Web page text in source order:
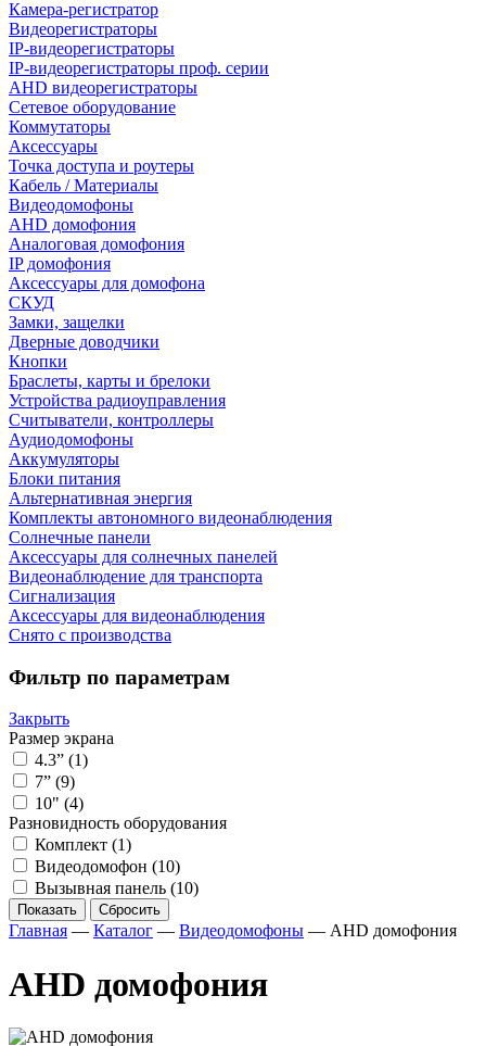
Камера-регистратор
Видеорегистраторы
IP-видеорегистраторы
IP-видеорегистраторы проф. серии
AHD видеорегистраторы
Сетевое оборудование
Коммутаторы
Аксессуары
Точка доступа и роутеры
Кабель / Материалы
Видеодомофоны
AHD домофония
Аналоговая домофония
IP домофония
Аксессуары для домофона
СКУД
Замки, защелки
Дверные доводчики
Кнопки
Браслеты, карты и брелоки
Устройства радиоуправления
Считыватели, контроллеры
Аудиодомофоны
Аккумуляторы
Блоки питания
Альтернативная энергия
Комплекты автономного видеонаблюдения
Солнечные панели
Аксессуары для солнечных панелей
Видеонаблюдение для транспорта
Сигнализация
Аксессуары для видеонаблюдения
Снято с производства
Фильтр по параметрам
Закрыть
Размер экрана
4.3” (1)
7” (9)
10" (4)
Разновидность оборудования
Комплект (1)
Видеодомофон (10)
Вызывная панель (10)
Показать Сбросить
Главная — Каталог — Видеодомофоны — AHD домофония
AHD домофония